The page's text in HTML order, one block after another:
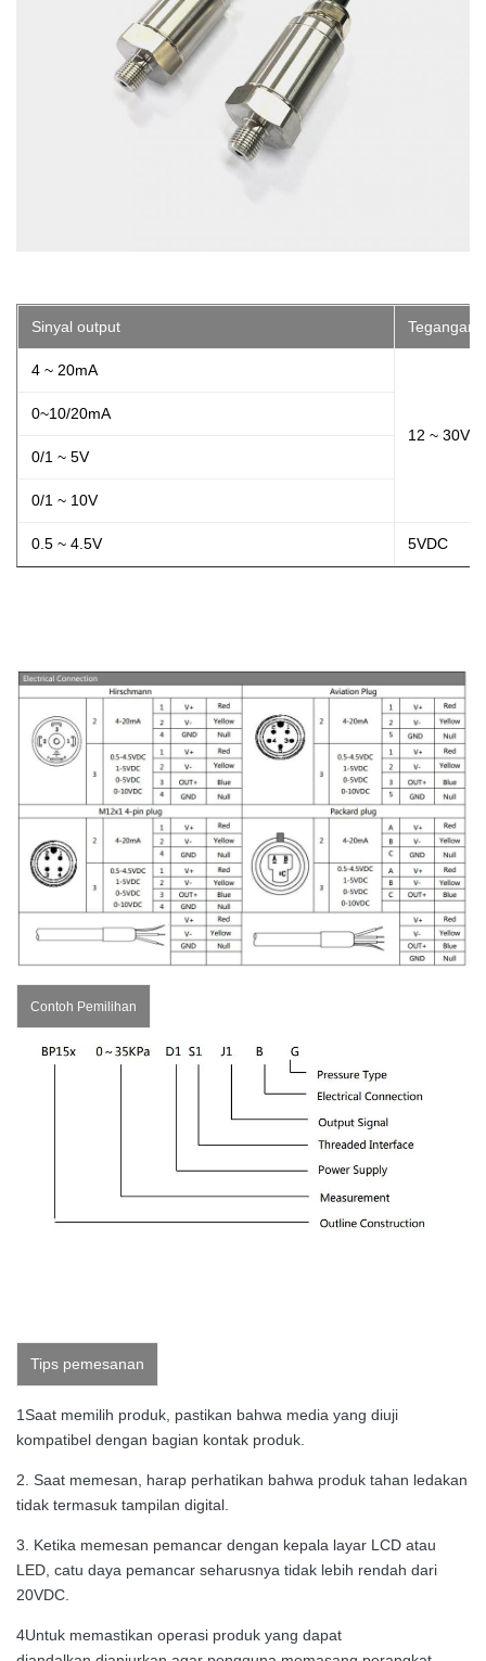
Sinyal output Tegangan
4 ~ 20mA
12 ~
0~10/20mA
0/1 ~ 5V
0/1 ~ 10V
0.5 ~ 4.5V 5VDC
Contoh Pemilihan
Tips pemesanan
1Saat memilih produk, pastikan bahwa media yang diuji
kompatibel dengan bagian kontak produk.
2. Saat memesan, harap perhatikan bahwa produk tahan ledakan
tidak termasuk tampilan digital.
3. Ketika memesan pemancar dengan kepala layar LCD atau
LED, catu daya pemancar seharusnya tidak lebih rendah dari
20VDC.
4Untuk memastikan operasi produk yang dapat